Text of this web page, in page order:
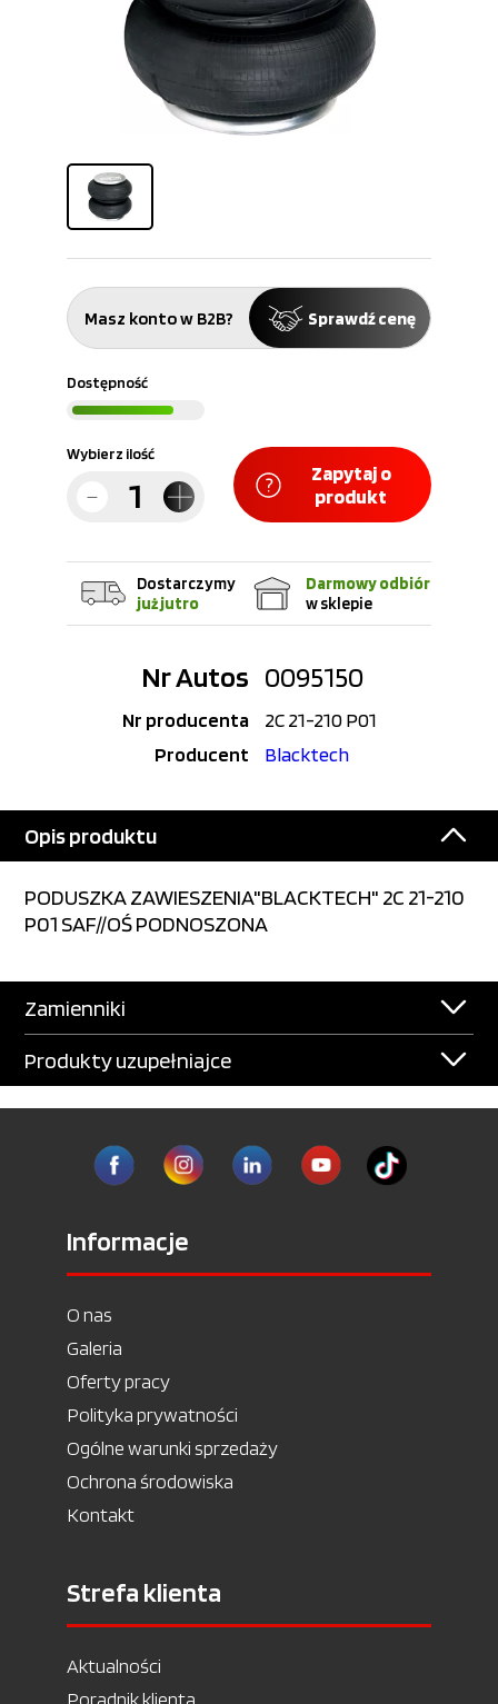
Masz konto w B2B? Sprawdź cenę
Dostępność
Wybierz ilość
Zapytaj o
produkt
Dostarczymy
już jutro
Darmowy odbiór
w sklepie
Nr Autos 0095150
Nr producenta
2C 21-210 P01
Producent
Blacktech
Opis produktu
PODUSZKA ZAWIESZENIA"BLACKTECH" 2C 21-210
P01 SAF//OŚ PODNOSZONA
Zamienniki
Produkty uzupełniajce
Informacje
O nas
Galeria
Oferty pracy
Polityka prywatności
Ogólne warunki sprzedaży
Ochrona środowiska
Kontakt
Strefa klienta
Aktualności
Poradnik klienta